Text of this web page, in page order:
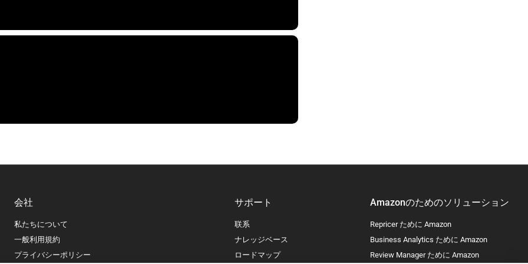
会社
私たちについて
一般利用規約
プライバシーポリシー
サポート
联系
ナレッジベース
ロードマップ
Amazonのためのソリューション
Repricer ために Amazon
Business Analytics ために Amazon
Review Manager ために Amazon